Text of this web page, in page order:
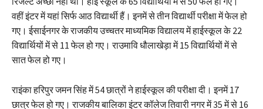
वहीं इंटर में यहां सिर्फ आठ विद्यार्थी हैं। इनमें से तीन विद्यार्थी परीक्षा में फेल हो
गए। ईसाईनगर के राजकीय उच्चतर माध्यमिक विद्यालय में हाईस्कूल के 22
विद्यार्थियों में से 11 फेल हो गए। राउमावि धौलाखेड़ा में 15 विद्यार्थियों में से
सात फेल हो गए।
राइंका हरिपुर जमन सिंह में 54 छात्रों ने हाईस्कूल की परीक्षा दी। इनमें 17
छात्र फेल हो गए। राजकीय बालिका इंटर कॉलेज तिवारी नगर में 35 में से 16